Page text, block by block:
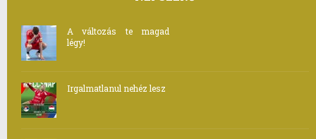
A változás te magad
légy!
Irgalmatlanul nehéz lesz